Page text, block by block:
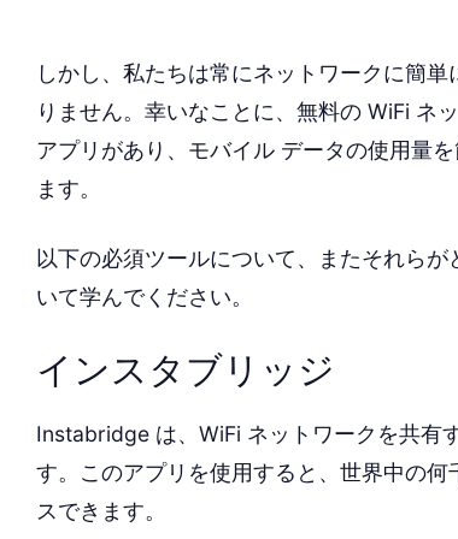
しかし、私たちは常にネットワークに簡
りません。幸いなことに、無料の WiFi ネ
アプリがあり、モバイル データの使用量
ます。
以下の必須ツールについて、またそれら
いて学んでください。
インスタブリッジ
Instabridge は、WiFi ネットワークを共有
す。このアプリを使用すると、世界中の
スできます。